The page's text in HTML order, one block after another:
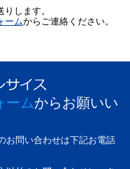
します。
ームからご連絡ください。
ームからお願いい
お問い合わせは下記お電話